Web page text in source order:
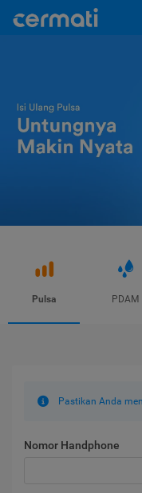
Pulsa PDAM
Pastikan Anda
Nomor Handphone